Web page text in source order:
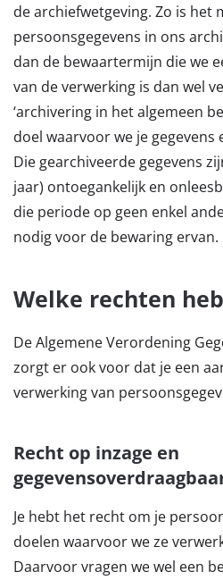
de archiefwetgeving. Zo is het
persoonsgegevens in ons
dan de bewaartermijn die we
van de verwerking is dan wel
‘archivering in het algemeen
doel waarvoor we je
Die gearchiveerde gegevens
jaar) ontoegankelijk en
die periode op geen enkel
nodig voor de bewaring ervan.
Welke rechten
De Algemene Verordening
zorgt er ook voor dat je een
verwerking van
Recht op inzage en
Je hebt het recht om je
doelen waarvoor we ze
Daarvoor vragen we wel een